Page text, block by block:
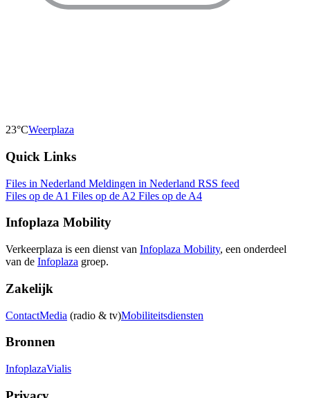
23°CWeerplaza
Quick Links
Files in Nederland Meldingen in Nederland RSS feed
Files op de A1 Files op de A2 Files op de A4
Infoplaza Mobility
Verkeerplaza is een dienst van Infoplaza Mobility, een onderdeel
van de Infoplaza groep.
Zakelijk
ContactMedia (radio & tv)Mobiliteitsdiensten
Bronnen
InfoplazaVialis